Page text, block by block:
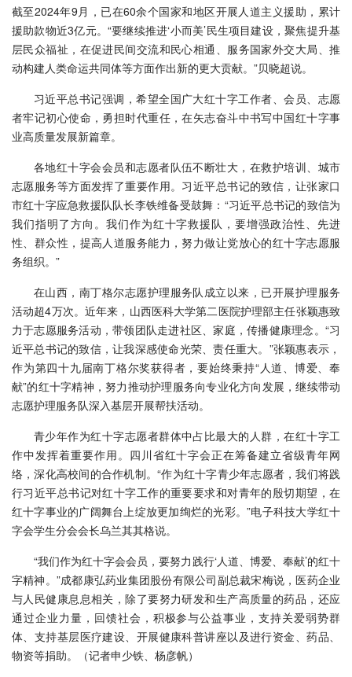
截至2024年9月，已在60余个国家和地区开展人道主义援助，累计
援助款物近3亿元。“要继续推进‘小而美’民生项目建设，聚焦提升基
层民众福祉，在促进民间交流和民心相通、服务国家外交大局、推
动构建人类命运共同体等方面作出新的更大贡献。”贝晓超说。
习近平总书记强调，希望全国广大红十字工作者、会员、志愿
者牢记初心使命，勇担时代重任，在矢志奋斗中书写中国红十字事
业高质量发展新篇章。
各地红十字会会员和志愿者队伍不断壮大，在救护培训、城市
志愿服务等方面发挥了重要作用。习近平总书记的致信，让张家口
市红十字应急救援队队长李铁维备受鼓舞：“习近平总书记的致信为
我们指明了方向。我们作为红十字救援队，要增强政治性、先进
性、群众性，提高人道服务能力，努力做让党放心的红十字志愿服
务组织。”
在山西，南丁格尔志愿护理服务队成立以来，已开展护理服务
活动超4万次。近年来，山西医科大学第二医院护理部主任张颖惠致
力于志愿服务活动，带领团队走进社区、家庭，传播健康理念。“习
近平总书记的致信，让我深感使命光荣、责任重大。”张颖惠表示，
作为第四十九届南丁格尔奖获得者，要始终秉持“人道、博爱、奉
献”的红十字精神，努力推动护理服务向专业化方向发展，继续带动
志愿护理服务队深入基层开展帮扶活动。
青少年作为红十字志愿者群体中占比最大的人群，在红十字工
作中发挥着重要作用。四川省红十字会正在筹备建立省级青年网
络，深化高校间的合作机制。“作为红十字青少年志愿者，我们将践
行习近平总书记对红十字工作的重要要求和对青年的殷切期望，在
红十字事业的广阔舞台上绽放更加绚烂的光彩。”电子科技大学红十
字会学生分会会长乌兰其其格说。
“我们作为红十字会会员，要努力践行‘人道、博爱、奉献’的红十
字精神。”成都康弘药业集团股份有限公司副总裁宋梅说，医药企业
与人民健康息息相关，除了要努力研发和生产高质量的药品，还应
通过企业力量，回馈社会，积极参与公益事业，支持关爱弱势群
体、支持基层医疗建设、开展健康科普讲座以及进行资金、药品、
物资等捐助。（记者申少铁、杨彦帆）